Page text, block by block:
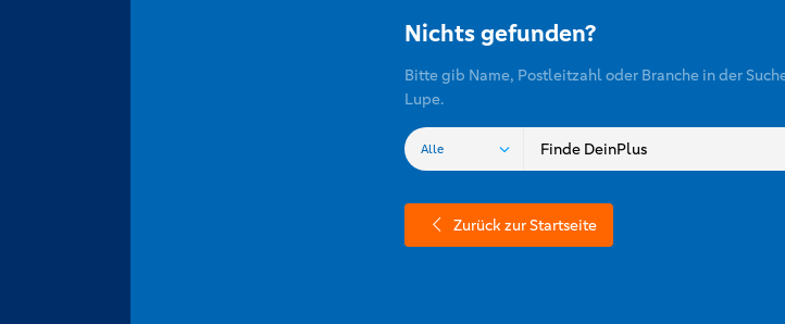
Nichts gefunden?
Bitte gib Name, Postleitzahl oder Branche in der
Lupe.
Zurück zur Startseite